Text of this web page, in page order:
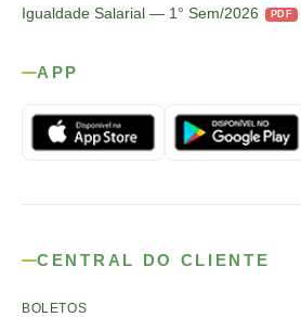
Igualdade Salarial — 1° Sem/2026
PDF
APP
CENTRAL DO CLIENTE
BOLETOS